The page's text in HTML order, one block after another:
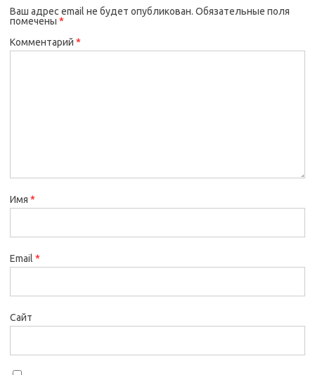
Ваш адрес email не будет опубликован. Обязательные поля
помечены *
Комментарий *
Имя *
Email *
Сайт